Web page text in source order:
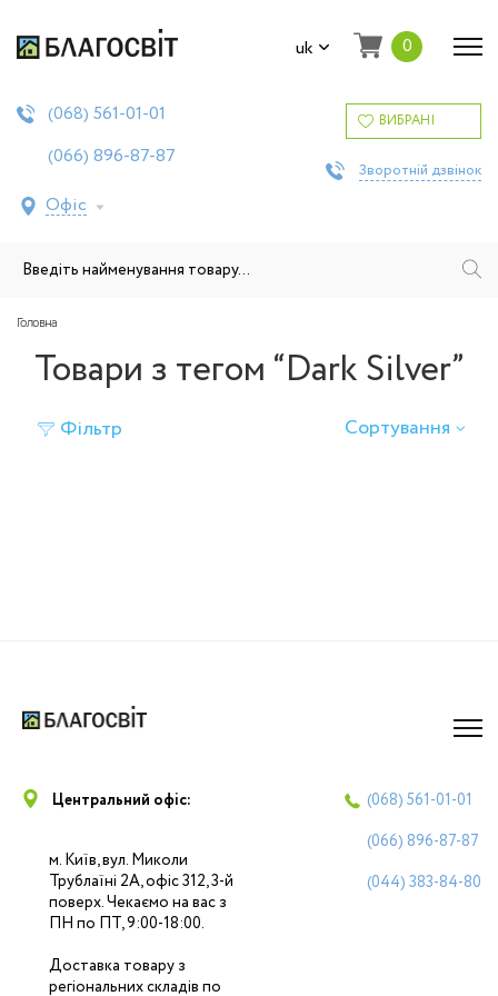
uk 0
(068) 561-01-01
(066) 896-87-87
Офіс
ВИБРАНІ
Зворотній дзвінок
Головна
Товари з тегом “Dark Silver”
Фільтр Сортування
Центральний офіс:
м. Київ, вул. Миколи
Трублаїні 2А, офіс 312, 3-й
поверх. Чекаємо на вас з
ПН по ПТ, 9:00-18:00.
Доставка товару з
регіональних складів по
(068) 561-01-01
(066) 896-87-87
(044) 383-84-80